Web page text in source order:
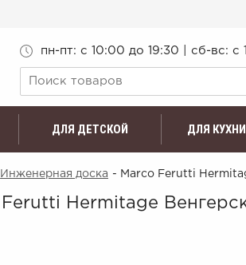
пн-пт: c 10:00 до 19:30 | сб-вс: с
ДЛЯ ДЕТСКОЙ ДЛЯ КУХНИ
Инженерная доска - Marco Ferutti
Ferutti Hermitage